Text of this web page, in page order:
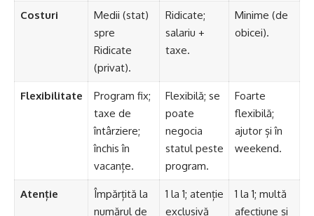
Costuri
Medii (stat)
spre
Ridicate
(privat).
Ridicate;
salariu +
taxe.
Minime (de
obicei).
Flexibilitate
Program fix;
taxe de
întârziere;
închis în
vacanțe.
Flexibilă; se
poate
negocia
statul peste
program.
Foarte
flexibilă;
ajutor și în
weekend.
Atenție
Împărțită la
numărul de
1 la 1; atenție
exclusivă
1 la 1; multă
afecțiune și